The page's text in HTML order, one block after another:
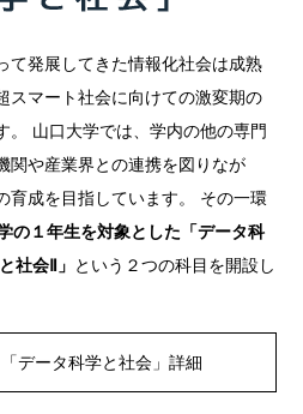
て発展してきた情報化社会は成熟
スマート社会に向けての激変期の
。 山口大学では、学内の他の専門
関や産業界との連携を図りなが
育成を目指しています。 その一環
の１年生を対象とした「データ科
社会Ⅱ」 という２つの科目を開設し
データ科学と社会」詳細